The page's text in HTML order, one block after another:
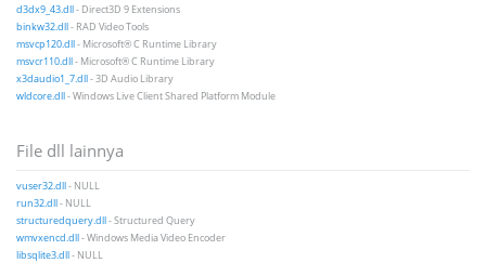
d3dx9_43.dll- Direct3D 9 Extensions
binkw32.dll- RAD Video Tools
msvcp120.dll- Microsoft® C Runtime Library
msvcr110.dll- Microsoft® C Runtime Library
x3daudio1_7.dll- 3D Audio Library
wldcore.dll- Windows Live Client Shared Platform Module
File dll lainnya
vuser32.dll- NULL
run32.dll- NULL
structuredquery.dll- Structured Query
wmvxencd.dll- Windows Media Video Encoder
libsqlite3.dll- NULL